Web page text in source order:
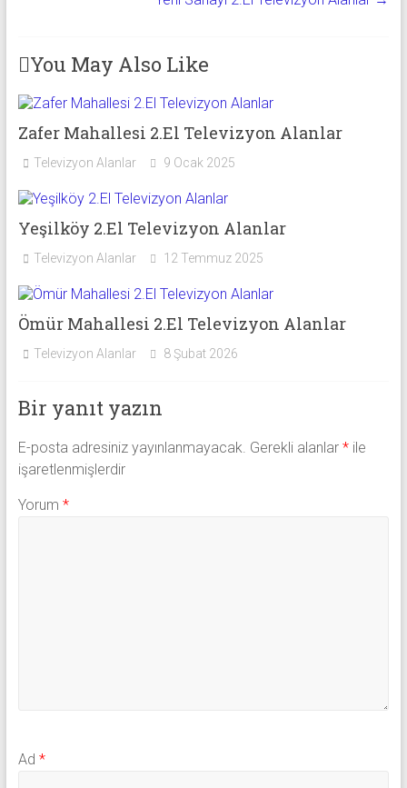
You May Also Like
Zafer Mahallesi 2.El Televizyon Alanlar
Televizyon Alanlar 9 Ocak 2025
Yeşilköy 2.El Televizyon Alanlar
Televizyon Alanlar 12 Temmuz 2025
Ömür Mahallesi 2.El Televizyon Alanlar
Televizyon Alanlar 8 Şubat 2026
Bir yanıt yazın
E-posta adresiniz yayınlanmayacak. Gerekli alanlar *ile
işaretlenmişlerdir
Yorum *
Ad *